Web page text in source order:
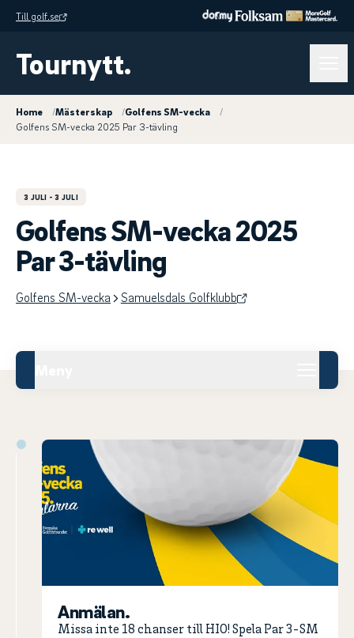
Till golf.se
Tournytt.
Home /Mästerskap /Golfens SM-vecka
/
Golfens SM-vecka 2025 Par 3-tävling
3 JULI - 3 JULI
Golfens SM-vecka 2025
Par 3-tävling
Golfens SM-vecka Samuelsdals Golfklubb
Anmälan.
Missa inte 18 chanser till HIO! Spela Par 3-SM